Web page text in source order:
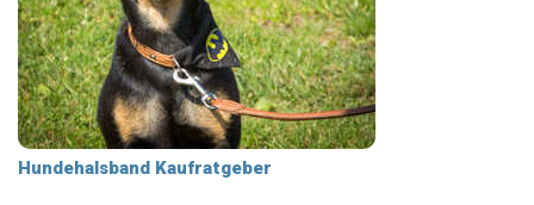
Hundehalsband Kaufratgeber